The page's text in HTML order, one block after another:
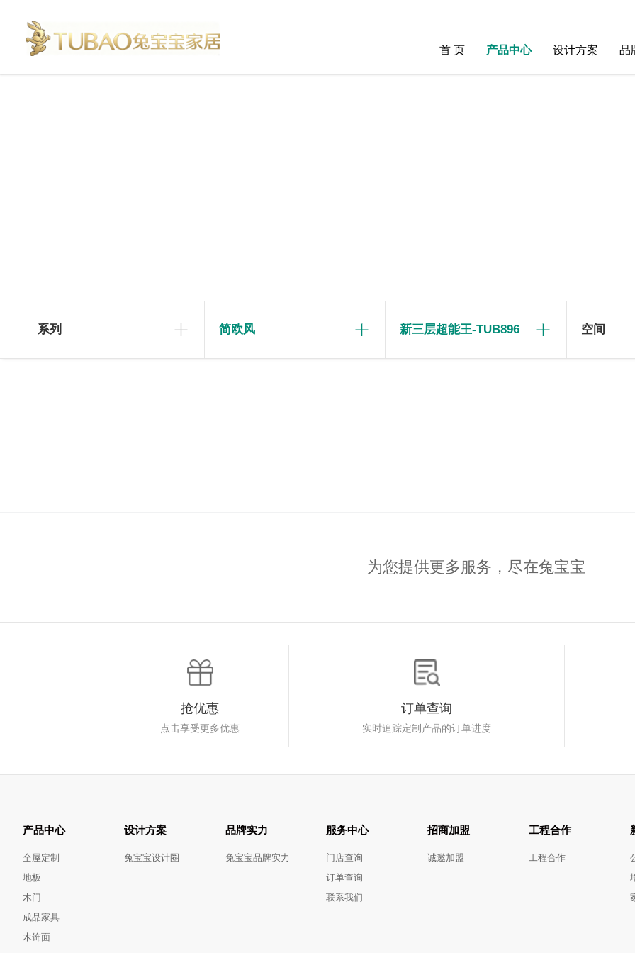
首 页 产品中心 设计方案 品
系列 简欧风 新三层超能王-TUB896 空间
为您提供更多服务，尽在兔宝宝
抢优惠
点击享受更多优惠
订单查询
实时追踪定制产品的订单进度
产品中心
全屋定制
地板
木门
成品家具
木饰面
设计方案
兔宝宝设计圈
品牌实力
兔宝宝品牌实力
服务中心
门店查询
订单查询
联系我们
招商加盟
诚邀加盟
工程合作
工程合作